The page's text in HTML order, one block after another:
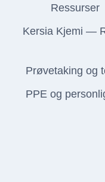
Ressurser
Kersia Kjemi —
Prøvetaking og
PPE og